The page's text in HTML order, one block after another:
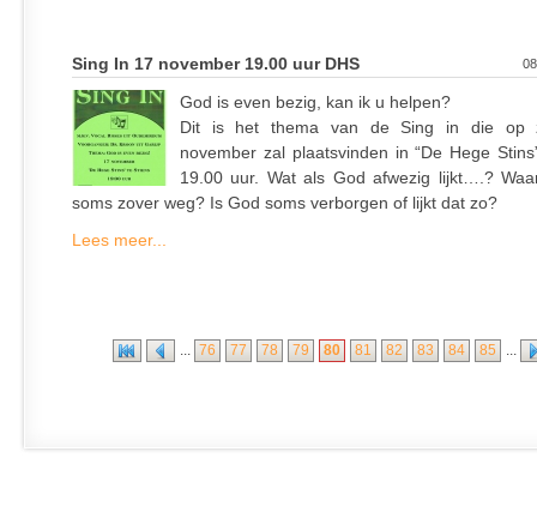
Sing In 17 november 19.00 uur DHS
God is even bezig, kan ik u helpen?
Dit is het thema van de Sing in die op
november zal plaatsvinden in “De Hege
19.00 uur. Wat als God afwezig lijkt….?
soms zover weg? Is God soms verborgen of lijkt dat zo?
Lees meer...
... 76 77 78 79 80 81 82 83 84 85 ...